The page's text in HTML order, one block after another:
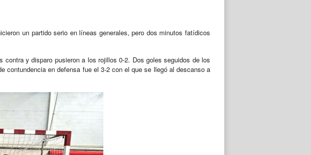
un partido serio en líneas generales, pero dos minutos fatídicos
y disparo pusieron a los rojillos 0-2. Dos goles seguidos de los
contundencia en defensa fue el 3-2 con el que se llegó al descanso a